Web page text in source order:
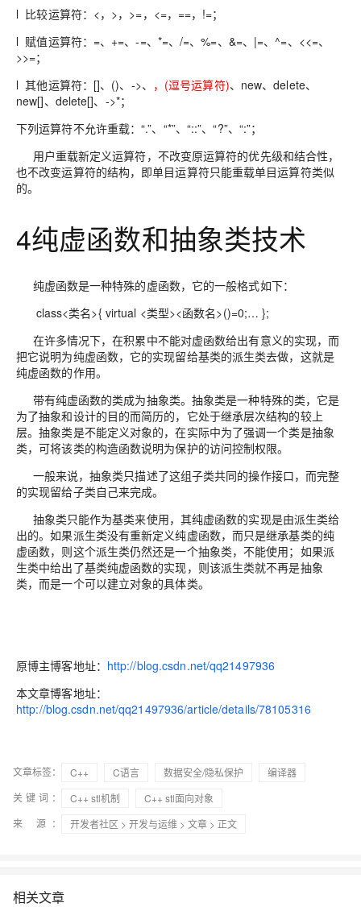
l 比较运算符：<，>，>=，<=，==，!=；
l 赋值运算符：=、+=、-=、*=、/=、%=、&=、|=、^=、<<=、
>>=；
l 其他运算符：[]、()、->、 ， (逗号运算符)、new、delete、
new[]、delete[]、->*；
下列运算符不允许重载：“.”、“*”、“::”、“?”、“:”；
用户重载新定义运算符，不改变原运算符的优先级和结合性，
也不改变运算符的结构，即单目运算符只能重载单目运算符类似
的。
4纯虚函数和抽象类技术
纯虚函数是一种特殊的虚函数，它的一般格式如下：
class<类名>{ virtual <类型><函数名>()=0;… };
在许多情况下，在积累中不能对虚函数给出有意义的实现，而
把它说明为纯虚函数，它的实现留给基类的派生类去做，这就是
纯虚函数的作用。
带有纯虚函数的类成为抽象类。抽象类是一种特殊的类，它是
为了抽象和设计的目的而简历的，它处于继承层次结构的较上
层。抽象类是不能定义对象的，在实际中为了强调一个类是抽象
类，可将该类的构造函数说明为保护的访问控制权限。
一般来说，抽象类只描述了这组子类共同的操作接口，而完整
的实现留给子类自己来完成。
抽象类只能作为基类来使用，其纯虚函数的实现是由派生类给
出的。如果派生类没有重新定义纯虚函数，而只是继承基类的纯
虚函数，则这个派生类仍然还是一个抽象类，不能使用；如果派
生类中给出了基类纯虚函数的实现，则该派生类就不再是抽象
类，而是一个可以建立对象的具体类。
原博主博客地址： http://blog.csdn.net/qq21497936
本文章博客地址：
http://blog.csdn.net/qq21497936/article/details/78105316
文章标签： C++ C语言 数据安全/隐私保护
编译器
关键词：
C++ stl机制
C++ stl面向对象
来 源：
开发者社区 > 开发与运维 > 文章 > 正文
相关文章